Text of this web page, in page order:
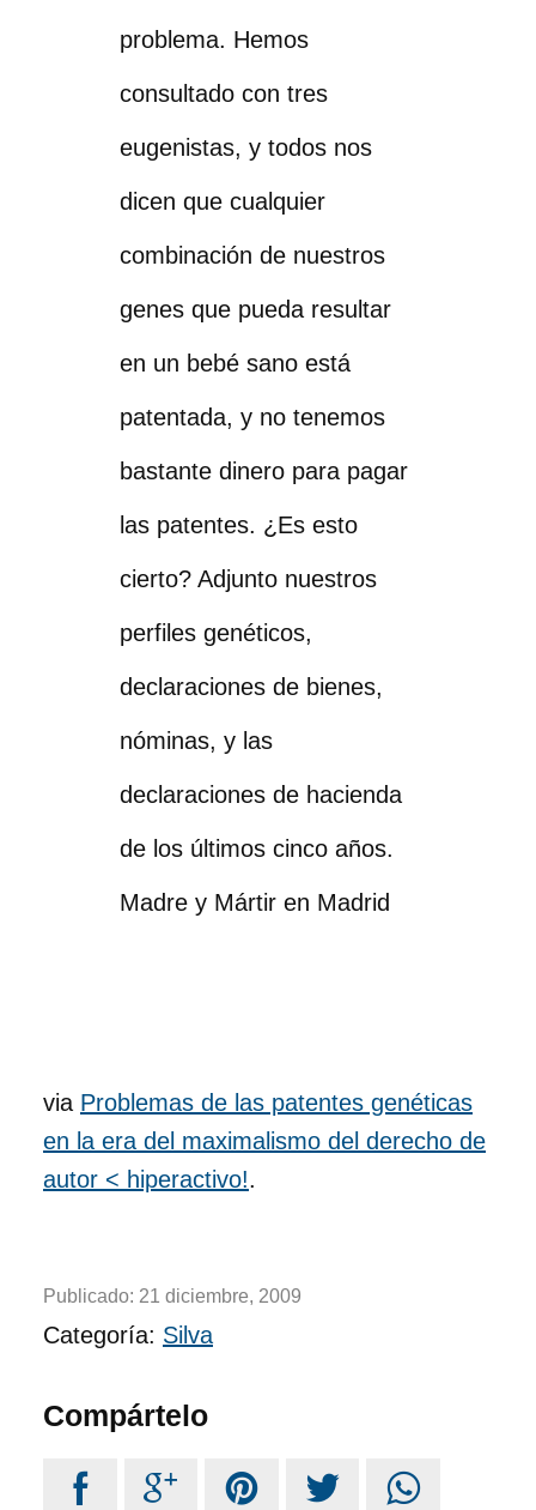
problema. Hemos
consultado con tres
eugenistas, y todos nos
dicen que cualquier
combinación de nuestros
genes que pueda resultar
en un bebé sano está
patentada, y no tenemos
bastante dinero para pagar
las patentes. ¿Es esto
cierto? Adjunto nuestros
perfiles genéticos,
declaraciones de bienes,
nóminas, y las
declaraciones de hacienda
de los últimos cinco años.
Madre y Mártir en Madrid
via Problemas de las patentes genéticas
en la era del maximalismo del derecho de
autor < hiperactivo!.
Publicado: 21 diciembre, 2009
Categoría: Silva
Compártelo
    